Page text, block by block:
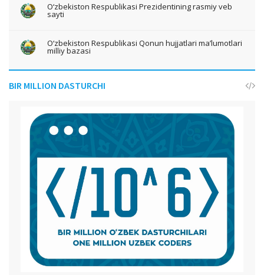
O‘zbekiston Respublikasi Prezidentining rasmiy veb
sayti
O‘zbekiston Respublikasi Qonun hujjatlari ma’lumotlari
milliy bazasi
BIR MILLION DASTURCHI